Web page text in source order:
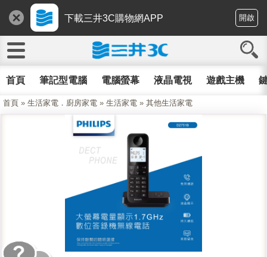
下載三井3C購物網APP 開啟
首頁 筆記型電腦 電腦螢幕 液晶電視 遊戲主機
首頁 » 生活家電．廚房家電 » 生活家電 » 其他生活家電